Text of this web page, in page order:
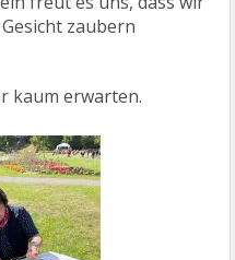
zaubern
kaum erwarten.